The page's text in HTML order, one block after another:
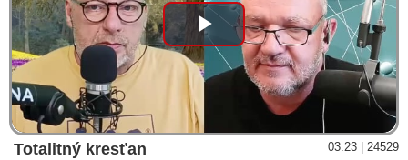
Play
Video
Totalitný kresťan
03:23 | 24529